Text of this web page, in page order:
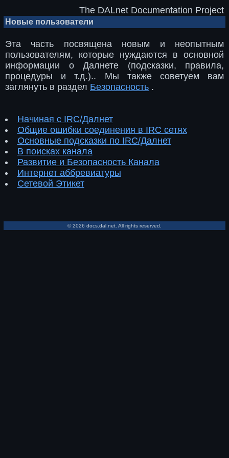
The DALnet Documentation Project
Новые пользователи
Эта часть посвящена новым и неопытным
пользователям, которые нуждаются в основной
информации о Далнете (подсказки, правила,
процедуры и т.д.).. Мы также советуем вам
заглянуть в раздел Безопасность .
Начиная с IRC/Далнет
Общие ошибки соединения в IRC сетях
Основные подсказки по IRC/Далнет
В поисках канала
Развитие и Безопасность Канала
Интернет аббревиатуры
Сетевой Этикет
© 2026 docs.dal.net. All rights reserved.